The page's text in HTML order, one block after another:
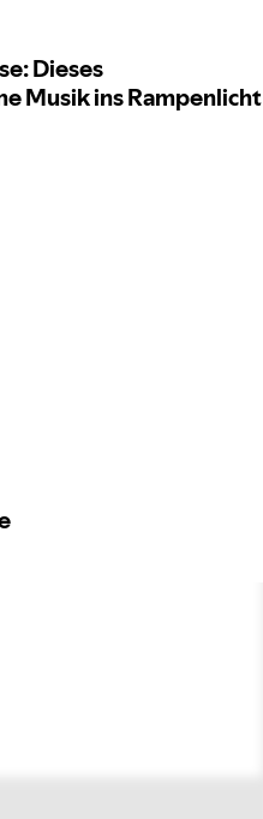
Dieses
Musik ins Rampenlicht